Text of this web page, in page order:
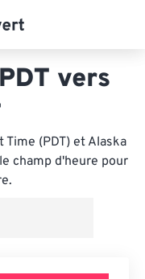
vers
(PDT) et Alaska
champ d'heure pour